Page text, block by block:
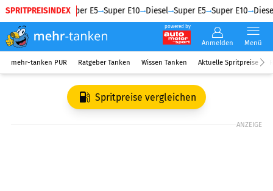
SPRITPREISINDEX
Diesel Super E5 Super E10 Diesel Super E5 Super E10 Diesel
powered by
Anmelden Menü
mehr-tanken PUR Ratgeber Tanken Wissen Tanken Aktuelle Spritpreise
Spritpreise vergleichen
ANZEIGE